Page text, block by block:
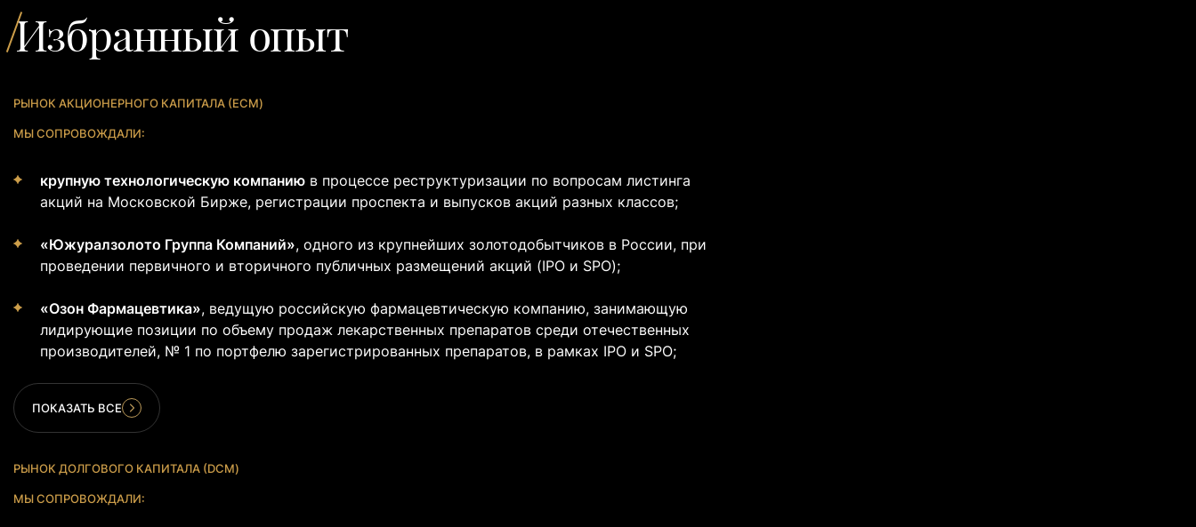
Избранный опыт
РЫНОК АКЦИОНЕРНОГО КАПИТАЛА (ECM)
МЫ СОПРОВОЖДАЛИ:
крупную технологическую компанию в процессе реструктуризации по вопросам листинга
акций на Московской Бирже, регистрации проспекта и выпусков акций разных классов;
«Южуралзолото Группа Компаний», одного из крупнейших золотодобытчиков в России, при
проведении первичного и вторичного публичных размещений акций (IPO и SPO);
«Озон Фармацевтика», ведущую российскую фармацевтическую компанию, занимающую
лидирующие позиции по объему продаж лекарственных препаратов среди отечественных
производителей, № 1 по портфелю зарегистрированных препаратов, в рамках IPO и SPO;
ПОКАЗАТЬ ВСЕ
РЫНОК ДОЛГОВОГО КАПИТАЛА (DCM)
МЫ СОПРОВОЖДАЛИ: